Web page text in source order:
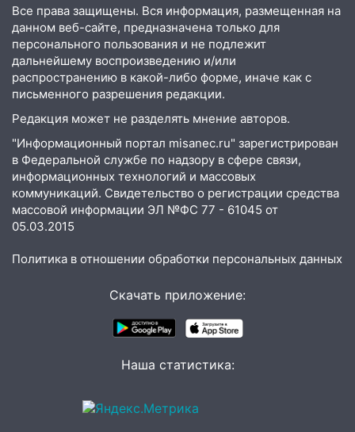
Ульяновской области завели дело на
агрессивную женщину
15:47 На улице Радищева сбили
курьера: крупная авария в Ульяновске
15:15 Проводил до квартиры и ограбил:
новый кавалер женщины оказался
рецидивистом
14:26 В Ульяновске ограничат движение
по улице Ефремова
14:23
67% ульяновцев готовы
передумать увольняться, если им
более 4,6 миллиона рублей: перед
автоподставщиков
В Инзе произошел крупный пожар
мужчины, которого необоснованно
Все права защищены. Вся информация, размещенная на
данном веб-сайте, предназначена только для
персонального пользования и не подлежит
дальнейшему воспроизведению и/или
распространению в какой-либо форме, иначе как с
письменного разрешения редакции.
Редакция может не разделять мнение авторов.
"Информационный портал misanec.ru" зарегистрирован
в Федеральной службе по надзору в сфере связи,
информационных технологий и массовых
коммуникаций. Свидетельство о регистрации средства
массовой информации ЭЛ №ФС 77 - 61045 от
05.03.2015
Политика в отношении обработки персональных данных
Скачать приложение:
Наша статистика: